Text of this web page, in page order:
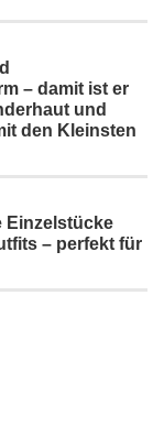
– damit ist er
und
den Kleinsten
Einzelstücke
– perfekt für